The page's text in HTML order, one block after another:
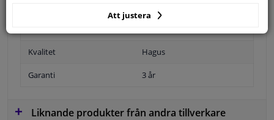
Kvalitet Hagus
Garanti 3 år
Liknande produkter från andra tillverkare
Att justera